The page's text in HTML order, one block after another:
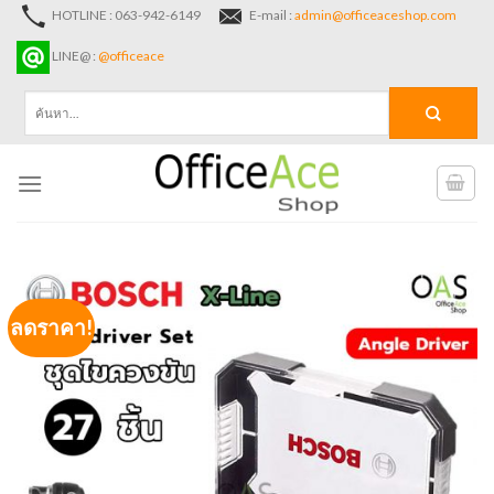
Skip
content
HOTLINE : 063-942-6149 E-mail : admin@officeaceshop.com
LINE@ : @officeace
ลดราคา!